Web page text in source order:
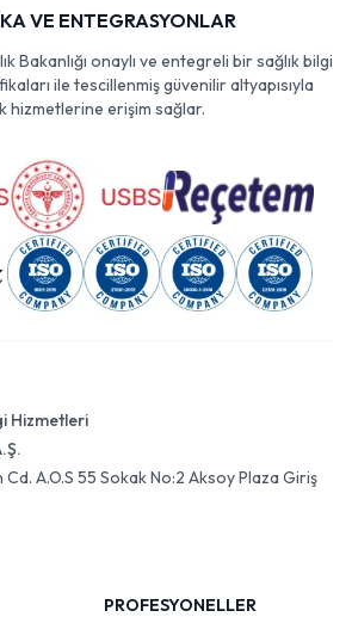
VE ENTEGRASYONLAR
Bakanlığı onaylı ve entegreli bir sağlık bilgi
ile tescillenmiş güvenilir altyapısıyla
hizmetlerine erişim sağlar.
Hizmetleri
A.O.S 55 Sokak No:2 Aksoy Plaza Giriş
PROFESYONELLER